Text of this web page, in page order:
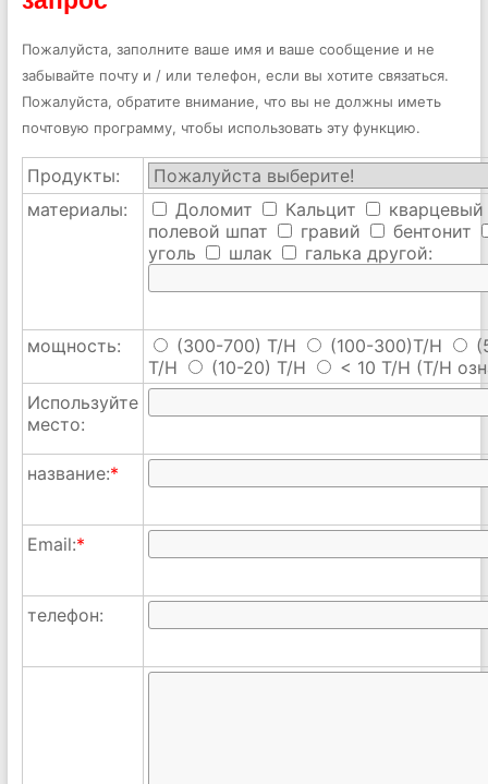
Пожалуйста, заполните ваше имя и ваше сообщение и не
забывайте почту и / или телефон, если вы хотите связаться.
Пожалуйста, обратите внимание, что вы не должны иметь
почтовую программу, чтобы использовать эту функцию.
Продукты:
материалы:
Доломит Кальцит
кварцевый
полевой шпат
гравий
бентонит
уголь
шлак галька другой:
мощность: (300-700) T/H (100-300)T/H
T/H
(10-20) T/H < 10 T/H (T/H
Используйте
место:
название:*
Email:*
телефон: